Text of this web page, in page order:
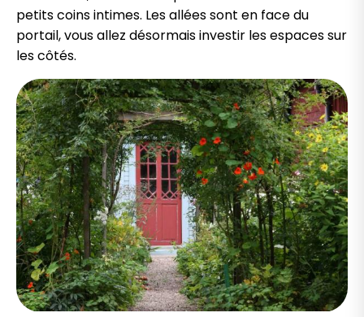
petits coins intimes. Les allées sont en face du
portail, vous allez désormais investir les espaces sur
les côtés.